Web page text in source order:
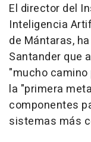
El director del
Inteligencia
de Mántaras,
Santander que
"mucho camino
la "primera
componentes
sistemas más